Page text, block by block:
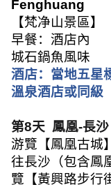
Fenghuang
【梵净山景區】
早餐：酒店內
城石鍋魚風味
酒店：當地五星
溫泉酒店或同級
第8天 鳳凰-長沙
游覽【鳳凰古城
往長沙（包含鳳
覽【黃興路步行